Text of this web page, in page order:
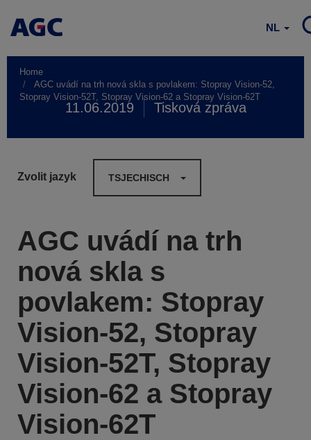
NL
Home
AGC uvádí na trh nová skla s povlakem: Stopray Vision-52,
Stopray Vision-52T, Stopray Vision-62 a Stopray Vision-62T
11.06.2019 Tisková zpráva
Zvolit jazyk TSJECHISCH
AGC uvádí na trh
nová skla s
povlakem: Stopray
Vision-52, Stopray
Vision-52T, Stopray
Vision-62 a Stopray
Vision-62T